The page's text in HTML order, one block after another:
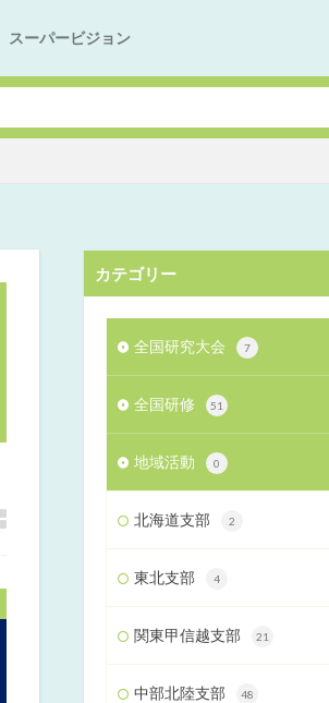
スーパービジョン
カテゴリー
全国研究大会 7
全国研修 51
地域活動 0
北海道支部 2
東北支部 4
関東甲信越支部 21
中部北陸支部 48